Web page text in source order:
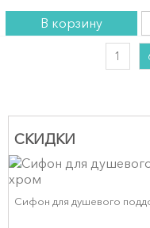
В корзину
1
СКИДКИ
Сифон для душевого